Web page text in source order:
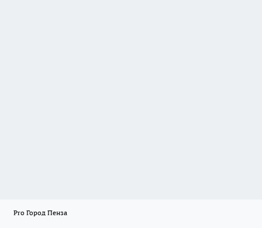
Pro Город Пенза